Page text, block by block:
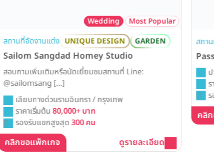
Wedding Most Popular
สถานที่จัดงานแต่ง UNIQUE DESIGN GARDEN
Sailom Sangdad Homey Studio
สอบถามเพิ่มเติมหรือนัดเยี่ยมชมสถานที่ Line:
@sailomsang […]
เลียบทางด่วนรามอินทรา / กรุงเทพ
ราคาเริ่มต้น80,000+ บาท
รองรับแขกสูงสุด300 คน
คลิกขอแพ็กเกจ ดูรายละเอียด
สถาน
ป
ร
รอ
คลิก